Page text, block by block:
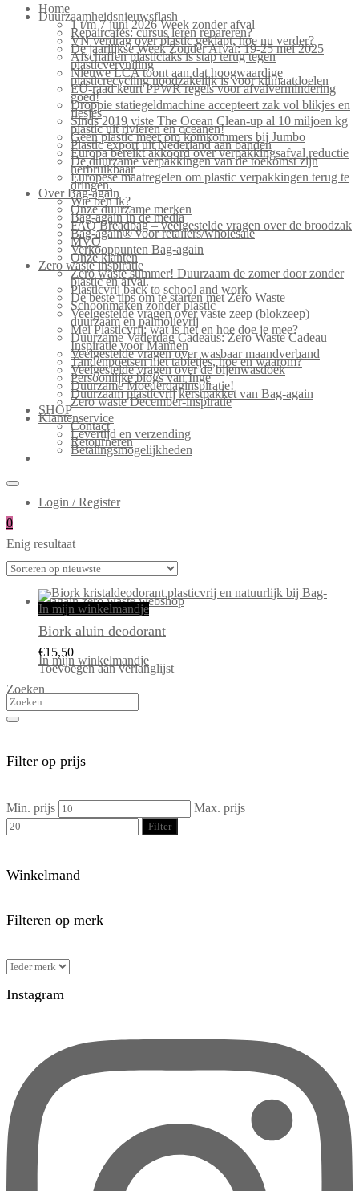
Home
Duurzaamheidsnieuwsflash
1 t/m 7 juni 2026 Week zonder afval
Repaircafés: cursus leren repareren?
VN verdrag over plastic geklapt, hoe nu verder?
De jaarlijkse Week Zonder Afval: 19-25 mei 2025
Afschaffen plastictaks is stap terug tegen
plasticvervuiling
Nieuwe LCA toont aan dat hoogwaardige
plasticrecycling noodzakelijk is voor klimaatdoelen
EU-raad keurt PPWR regels voor afvalvermindering
goed!
Droppie statiegeldmachine accepteert zak vol blikjes en
flesjes
Sinds 2019 viste The Ocean Clean-up al 10 miljoen kg
plastic uit rivieren en oceanen!
Geen plastic meer om komkommers bij Jumbo
Plastic export uit Nederland aan banden
Europa bereikt akkoord over verpakkingsafval reductie
De duurzame verpakkingen van de toekomst zijn
herbruikbaar
Europese maatregelen om plastic verpakkingen terug te
dringen.
Over Bag-again
Wie ben ik?
Onze duurzame merken
Bag-again in de media
FAQ Breadbag – veelgestelde vragen over de broodzak
Bag-again® voor retailers/wholesale
MVO
Verkooppunten Bag-again
Onze klanten
Zero waste inspiratie
Zero waste summer! Duurzaam de zomer door zonder
plastic en afval.
Plasticvrij back to school and work
De beste tips om te starten met Zero Waste
Schoonmaken zonder plastic
Veelgestelde vragen over vaste zeep (blokzeep) –
duurzaam en palmolievrij
Mei Plasticvrij: wat is het en hoe doe je mee?
Duurzame Vaderdag Cadeaus: Zero Waste Cadeau
Inspiratie voor Mannen
Veelgestelde vragen over wasbaar maandverband
Tandenpoetsen met tabletjes, hoe en waarom?
Veelgestelde vragen over de bijenwasdoek
Persoonlijke blogs van Inge
Duurzame Moederdaginspiratie!
Duurzaam plasticvrij kerstpakket van Bag-again
Zero waste December-inspiratie
SHOP
Klantenservice
Contact
Levertijd en verzending
Retourneren
Betalingsmogelijkheden
Login / Register
0
Enig resultaat
In mijn winkelmandje
Biork aluin deodorant
€15,50
In mijn winkelmandje
Toevoegen aan verlanglijst
Zoeken
Filter op prijs
Min. prijs Max. prijs
Filter
Winkelmand
Filteren op merk
Instagram